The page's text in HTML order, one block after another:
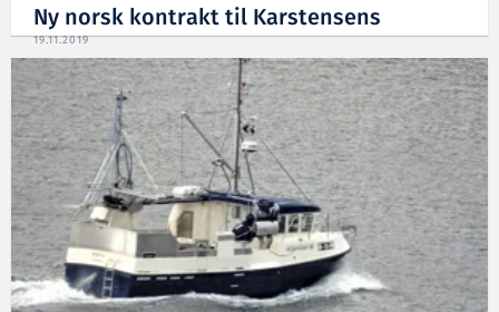
Ny norsk kontrakt til Karstensens
19.11.2019